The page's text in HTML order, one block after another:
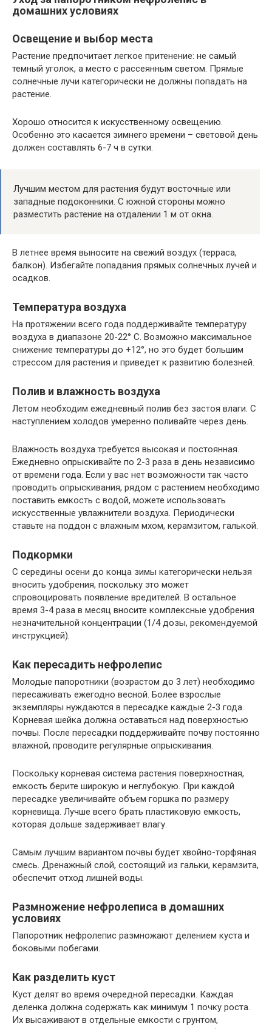
домашних условиях
Освещение и выбор места
Растение предпочитает легкое притенение: не самый
темный уголок, а место с рассеянным светом. Прямые
солнечные лучи категорически не должны попадать на
растение.
Хорошо относится к искусственному освещению.
Особенно это касается зимнего времени – световой день
должен составлять 6-7 ч в сутки.
Лучшим местом для растения будут восточные или
западные подоконники. С южной стороны можно
разместить растение на отдалении 1 м от окна.
В летнее время выносите на свежий воздух (терраса,
балкон). Избегайте попадания прямых солнечных лучей и
осадков.
Температура воздуха
На протяжении всего года поддерживайте температуру
воздуха в диапазоне 20-22° С. Возможно максимальное
снижение температуры до +12°, но это будет большим
стрессом для растения и приведет к развитию болезней.
Полив и влажность воздуха
Летом необходим ежедневный полив без застоя влаги. С
наступлением холодов умеренно поливайте через день.
Влажность воздуха требуется высокая и постоянная.
Ежедневно опрыскивайте по 2-3 раза в день независимо
от времени года. Если у вас нет возможности так часто
проводить опрыскивания, рядом с растением необходимо
поставить емкость с водой, можете использовать
искусственные увлажнители воздуха. Периодически
ставьте на поддон с влажным мхом, керамзитом, галькой.
Подкормки
С середины осени до конца зимы категорически нельзя
вносить удобрения, поскольку это может
спровоцировать появление вредителей. В остальное
время 3-4 раза в месяц вносите комплексные удобрения
незначительной концентрации (1/4 дозы, рекомендуемой
инструкцией).
Как пересадить нефролепис
Молодые папоротники (возрастом до 3 лет) необходимо
пересаживать ежегодно весной. Более взрослые
экземпляры нуждаются в пересадке каждые 2-3 года.
Корневая шейка должна оставаться над поверхностью
почвы. После пересадки поддерживайте почву постоянно
влажной, проводите регулярные опрыскивания.
Поскольку корневая система растения поверхностная,
емкость берите широкую и неглубокую. При каждой
пересадке увеличивайте объем горшка по размеру
корневища. Лучше всего брать пластиковую емкость,
которая дольше задерживает влагу.
Самым лучшим вариантом почвы будет хвойно-торфяная
смесь. Дренажный слой, состоящий из гальки, керамзита,
обеспечит отход лишней воды.
Размножение нефролеписа в домашних
условиях
Папоротник нефролепис размножают делением куста и
боковыми побегами.
Как разделить куст
Куст делят во время очередной пересадки. Каждая
деленка должна содержать как минимум 1 почку роста.
Их высаживают в отдельные емкости с грунтом,